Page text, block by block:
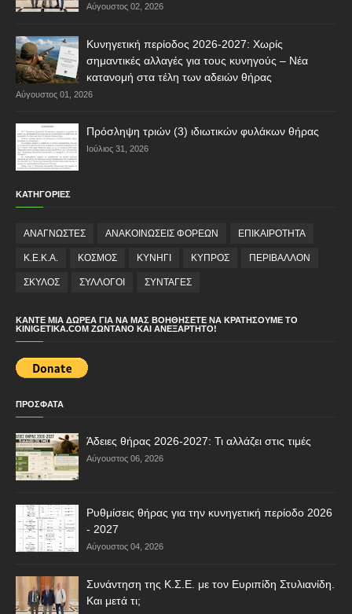
Αύγουστος 02, 2026
Κυνηγετική περίοδος 2026-2027: Χωρίς
σημαντικές αλλαγές για τους κυνηγούς – Νέα
κατανομή στα τέλη των αδειών θήρας
Αύγουστος 01, 2026
Πρόσληψη τριών (3) ιδιωτικών φυλάκων θήρας
Ιούλιος 31, 2026
ΚΑΤΗΓΟΡΙΕΣ
ΑΝΑΓΝΩΣΤΕΣ ΑΝΑΚΟΙΝΩΣΕΙΣ ΦΟΡΕΩΝ ΕΠΙΚΑΙΡΟΤΗΤΑ
Κ.Ε.Κ.Α. ΚΟΣΜΟΣ ΚΥΝΗΓΙ ΚΥΠΡΟΣ ΠΕΡΙΒΑΛΛΟΝ
ΣΚΥΛΟΣ ΣΥΛΛΟΓΟΙ ΣΥΝΤΑΓΕΣ
ΚΆΝΤΕ ΜΙΑ ΔΩΡΕΆ ΓΙΑ ΝΑ ΜΑΣ ΒΟΗΘΉΣΕΤΕ ΝΑ ΚΡΑΤΉΣΟΥΜΕ ΤΟ
KINIGETIKA.COM ΖΩΝΤΑΝΌ ΚΑΙ ΑΝΕΞΆΡΤΗΤΟ!
ΠΡΟΣΦΑΤΑ
Άδειες θήρας 2026-2027: Τι αλλάζει στις τιμές
Αύγουστος 06, 2026
Ρυθμίσεις θήρας για την κυνηγετική περίοδο 2026
- 2027
Αύγουστος 04, 2026
Συνάντηση της Κ.Σ.Ε. με τον Ευριπίδη Στυλιανίδη.
Και μετά τι;